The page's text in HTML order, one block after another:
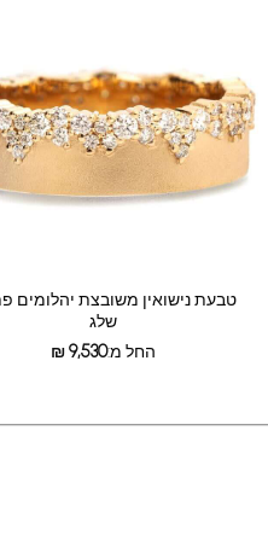
טבעת נישואין משובצת יהלומים
שלג
החל מ:
₪9,530